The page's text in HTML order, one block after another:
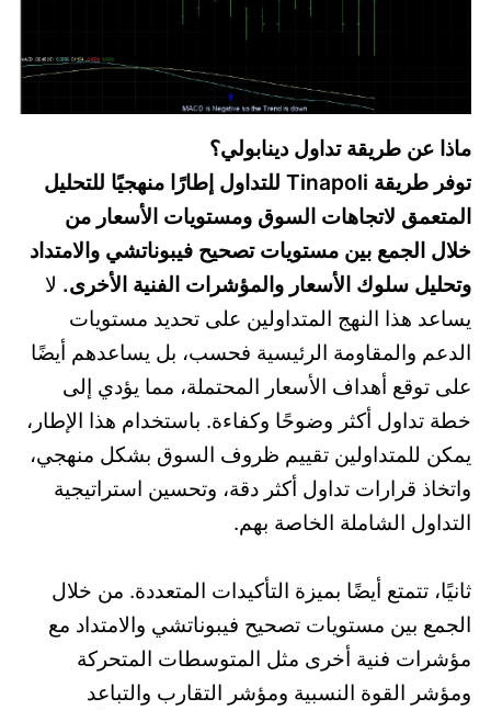
ماذا عن طريقة تداول دينابولي؟
توفر طريقة Tinapoli للتداول إطارًا منهجيًا للتحليل
المتعمق لاتجاهات السوق ومستويات الأسعار من
خلال الجمع بين مستويات تصحيح فيبوناتشي والامتداد
وتحليل سلوك الأسعار والمؤشرات الفنية الأخرى. لا
يساعد هذا النهج المتداولين على تحديد مستويات
الدعم والمقاومة الرئيسية فحسب، بل يساعدهم أيضًا
على توقع أهداف الأسعار المحتملة، مما يؤدي إلى
خطة تداول أكثر وضوحًا وكفاءة. باستخدام هذا الإطار،
يمكن للمتداولين تقييم ظروف السوق بشكل منهجي،
واتخاذ قرارات تداول أكثر دقة، وتحسين استراتيجية
التداول الشاملة الخاصة بهم.
ثانيًا، تتمتع أيضًا بميزة التأكيدات المتعددة. من خلال
الجمع بين مستويات تصحيح فيبوناتشي والامتداد مع
مؤشرات فنية أخرى مثل المتوسطات المتحركة
ومؤشر القوة النسبية ومؤشر التقارب والتباعد